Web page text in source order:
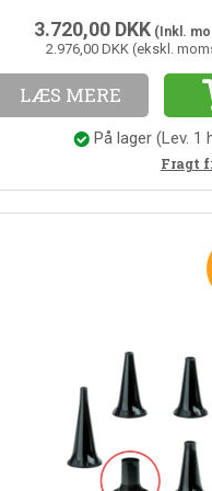
3.720,00 DKK (Inkl.
2.976,00 DKK (ekskl.
LÆS MERE
På lager (Lev. 1
Fragt